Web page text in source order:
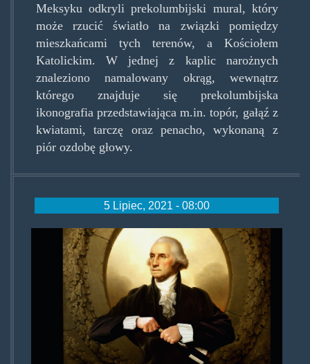
Meksyku odkryli prekolumbijski mural, który
może rzucić światło na związki pomiędzy
mieszkańcami tych terenów, a Kościołem
Katolickim. W jednej z kaplic narożnych
znaleziono namalowany okrąg, wewnątrz
którego znajduje się prekolumbijska
ikonografia przedstawiająca m.in. topór, gałąź z
kwiatami, tarczę oraz penacho, wykonaną z
piór ozdobę głowy.
5 Lipiec, 2021 - 08:00
founding-
drunkards-
hdr.jpg